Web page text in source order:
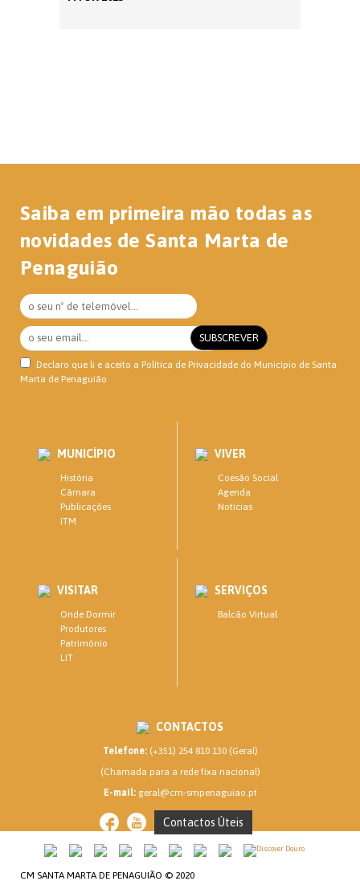
Saiba em primeira mão todas as
novidades de Santa Marta de
Penaguião
Declaro que li e aceito a Política de Privacidade do Município de Santa
Marta de Penaguião
MUNICÍPIO
História
Câmara
Publicações
ITM
VIVER
Coesão Social
Agenda
Notícias
VISITAR
Onde Dormir
Produtores
Património
LIT
SERVIÇOS
Balcão Virtual
CONTACTOS
Telefone:(+351) 254 810 130 (Geral)
(Chamada para a rede fixa nacional)
E-mail:geral@cm-smpenaguiao.pt
Contactos Úteis
CM SANTA MARTA DE PENAGUIÃO © 2020